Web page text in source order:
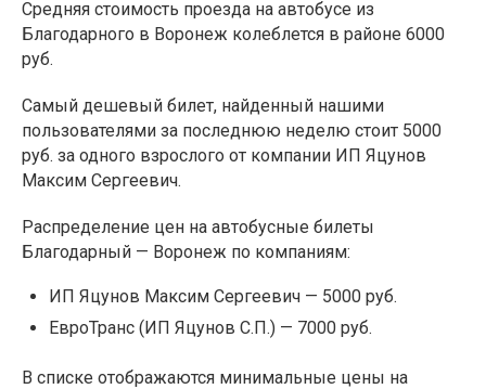
Средняя стоимость проезда на автобусе из
Благодарного в Воронеж колеблется в районе 6000
руб.
Самый дешевый билет, найденный нашими
пользователями за последнюю неделю стоит 5000
руб. за одного взрослого от компании ИП Яцунов
Максим Сергеевич.
Распределение цен на автобусные билеты
Благодарный — Воронеж по компаниям:
ИП Яцунов Максим Сергеевич — 5000 руб.
ЕвроТранс (ИП Яцунов С.П.) — 7000 руб.
В списке отображаются минимальные цены на